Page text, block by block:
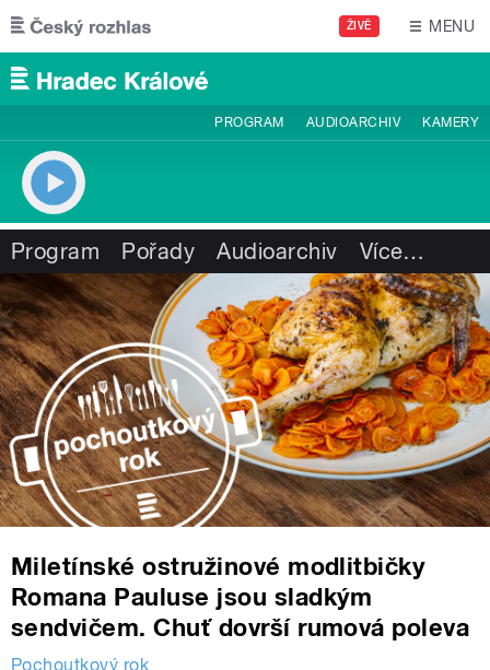
Přejít k hlavnímu obsahu
ŽIVĚ MENU
PROGRAM AUDIOARCHIV KAMERY
Program Pořady Audioarchiv Více…
Miletínské ostružinové modlitbičky
Romana Pauluse jsou sladkým
sendvičem. Chuť dovrší rumová poleva
Pochoutkový rok